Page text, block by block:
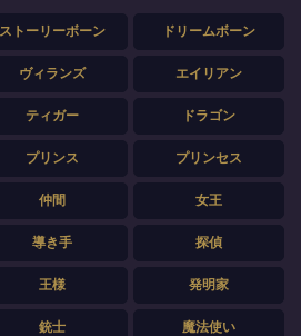
ストーリーボーン ドリームボーン
ヴィランズ エイリアン
ティガー ドラゴン
プリンス プリンセス
仲間 女王
導き手 探偵
王様 発明家
銃士 魔法使い